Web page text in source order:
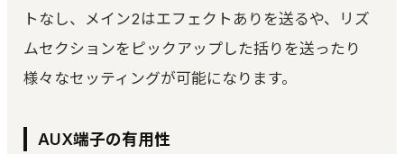
トなし、メイン2はエフェクトありを送るや、リズ
ムセクションをピックアップした括りを送ったり
様々なセッティングが可能になります。
AUX端子の有用性